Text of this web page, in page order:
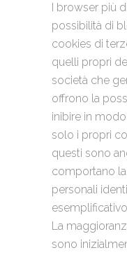
I browser più
possibilità di
cookies di
quelli propri
società che
offrono la
inibire in
solo i propri
questi sono
comportano
personali
La
sono